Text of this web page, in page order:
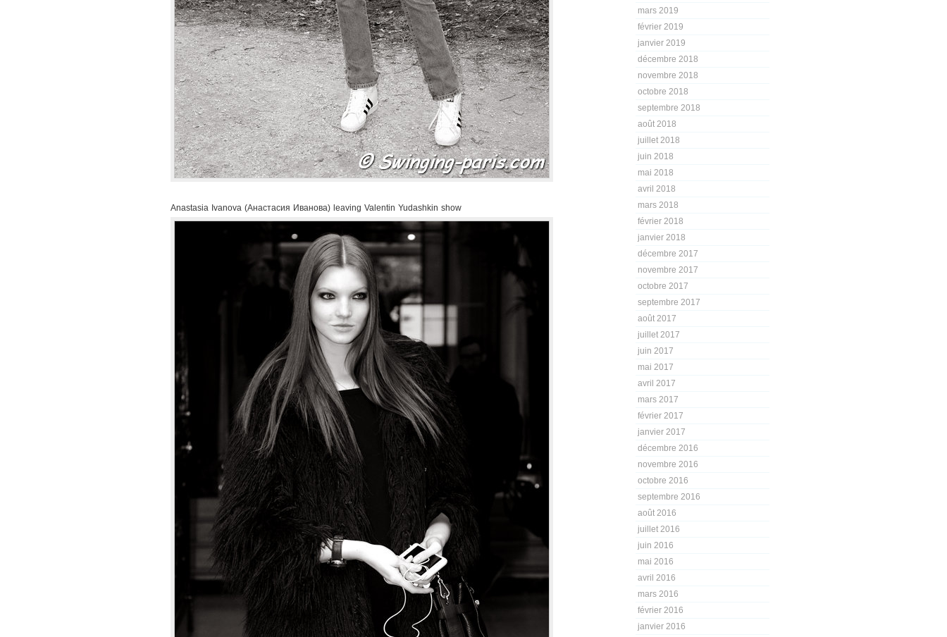
mars 2019
février 2019
janvier 2019
décembre 2018
novembre 2018
octobre 2018
septembre 2018
août 2018
juillet 2018
juin 2018
mai 2018
avril 2018
mars 2018
février 2018
janvier 2018
décembre 2017
novembre 2017
octobre 2017
septembre 2017
août 2017
juillet 2017
juin 2017
mai 2017
avril 2017
mars 2017
février 2017
janvier 2017
décembre 2016
novembre 2016
octobre 2016
septembre 2016
août 2016
juillet 2016
juin 2016
mai 2016
avril 2016
mars 2016
février 2016
janvier 2016
Anastasia Ivanova (Анастасия Иванова) leaving Valentin Yudashkin show